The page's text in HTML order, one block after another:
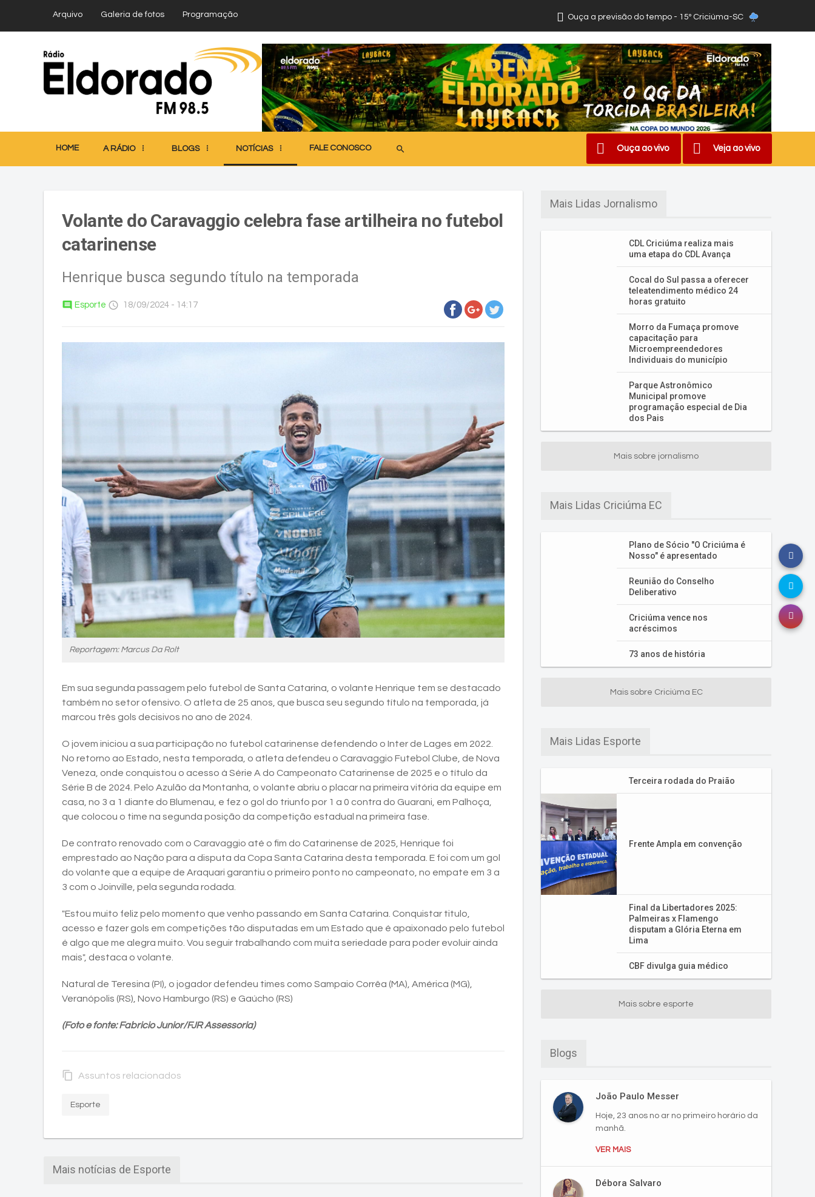
Arquivo Galeria de fotos Programação Ouça a previsão do tempo - 15º Criciúma-SC
HOME A RÁDIO BLOGS NOTÍCIAS FALE CONOSCO search Ouça ao vivo Veja ao vivo
Volante do Caravaggio celebra fase artilheira no futebol
catarinense
Henrique busca segundo título na temporada
comment Esporte access_time 18/09/2024 - 14:17
Reportagem: Marcus Da Rolt
Em sua segunda passagem pelo futebol de Santa Catarina, o volante Henrique tem se destacado
também no setor ofensivo. O atleta de 25 anos, que busca seu segundo título na temporada, já
marcou três gols decisivos no ano de 2024.
O jovem iniciou a sua participação no futebol catarinense defendendo o Inter de Lages em 2022.
No retorno ao Estado, nesta temporada, o atleta defendeu o Caravaggio Futebol Clube, de Nova
Veneza, onde conquistou o acesso à Série A do Campeonato Catarinense de 2025 e o título da
Série B de 2024. Pelo Azulão da Montanha, o volante abriu o placar na primeira vitória da equipe em
casa, no 3 a 1 diante do Blumenau, e fez o gol do triunfo por 1 a 0 contra do Guarani, em Palhoça,
que colocou o time na segunda posição da competição estadual na primeira fase.
De contrato renovado com o Caravaggio até o fim do Catarinense de 2025, Henrique foi
emprestado ao Nação para a disputa da Copa Santa Catarina desta temporada. E foi com um gol
do volante que a equipe de Araquari garantiu o primeiro ponto no campeonato, no empate em 3 a
3 com o Joinville, pela segunda rodada.
"Estou muito feliz pelo momento que venho passando em Santa Catarina. Conquistar titulo,
acesso e fazer gols em competições tão disputadas em um Estado que é apaixonado pelo futebol
é algo que me alegra muito. Vou seguir trabalhando com muita seriedade para poder evoluir ainda
mais", destaca o volante.
Natural de Teresina (PI), o jogador defendeu times como Sampaio Corrêa (MA), América (MG),
Veranópolis (RS), Novo Hamburgo (RS) e Gaúcho (RS)
(Foto e fonte: Fabricio Junior/FJR Assessoria)
content_copy Assuntos relacionados
Esporte
Mais notícias de Esporte
Mais Lidas Jornalismo
CDL Criciúma realiza mais
uma etapa do CDL Avança
Cocal do Sul passa a oferecer
teleatendimento médico 24
horas gratuito
Morro da Fumaça promove
capacitação para
Microempreendedores
Individuais do município
Parque Astronômico
Municipal promove
programação especial de Dia
dos Pais
Mais sobre jornalismo
Mais Lidas Criciúma EC
Plano de Sócio "O Criciúma é
Nosso" é apresentado
Reunião do Conselho
Deliberativo
Criciúma vence nos
acréscimos
73 anos de história
Mais sobre Criciúma EC
Mais Lidas Esporte
Terceira rodada do Praião
Frente Ampla em convenção
Final da Libertadores 2025:
Palmeiras x Flamengo
disputam a Glória Eterna em
Lima
CBF divulga guia médico
Mais sobre esporte
Blogs
João Paulo Messer
Hoje, 23 anos no ar no primeiro horário da
manhã.
VER MAIS
Débora Salvaro